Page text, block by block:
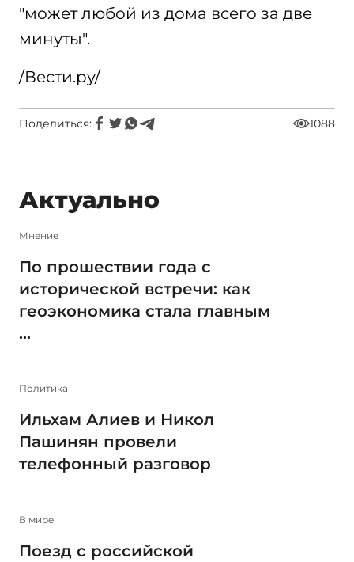
"может любой из дома всего за две
минуты".
/Вести.ру/
Поделиться: 1088
Актуально
Мнение
По прошествии года с
исторической встречи: как
геоэкономика стала главным
...
Политика
Ильхам Алиев и Никол
Пашинян провели
телефонный разговор
В мире
Поезд с российской